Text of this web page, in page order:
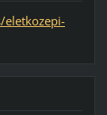
eletkozepi-